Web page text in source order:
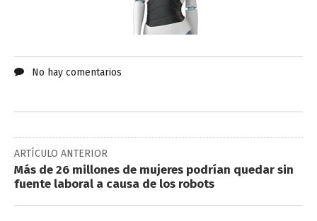
No hay comentarios
ARTÍCULO ANTERIOR
Más de 26 millones de mujeres podrían quedar sin
fuente laboral a causa de los robots